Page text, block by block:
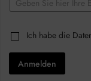
m
i
l
C
e
m
lC
h
e
k
Ich habe die
Anmelden